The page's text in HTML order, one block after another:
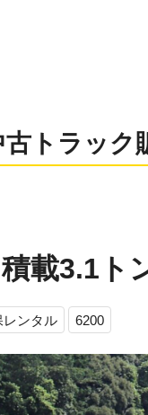
古トラック
載3.1ト
レンタル 6200